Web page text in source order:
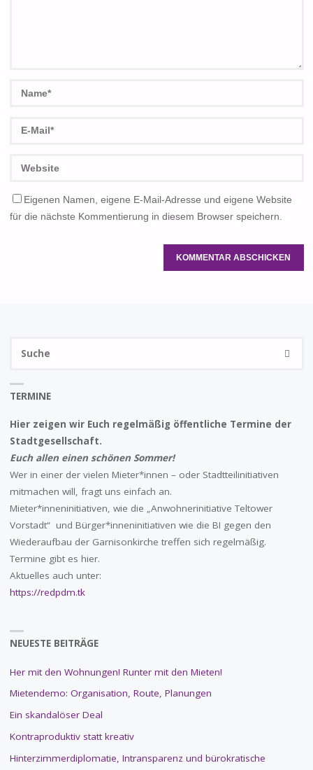
Eigenen Namen, eigene E-Mail-Adresse und eigene Website
für die nächste Kommentierung in diesem Browser speichern.
SUCHE
TERMINE
Hier zeigen wir Euch regelmäßig öffentliche Termine der
Stadtgesellschaft.
Euch allen einen schönen Sommer!
Wer in einer der vielen Mieter*innen – oder Stadtteilinitiativen
mitmachen will, fragt uns einfach an.
Mieter*inneninitiativen, wie die „Anwohnerinitiative Teltower
Vorstadt“ und Bürger*inneninitiativen wie die BI gegen den
Wiederaufbau der Garnisonkirche treffen sich regelmäßig.
Termine gibt es hier.
Aktuelles auch unter:
https://redpdm.tk
NEUESTE BEITRÄGE
Her mit den Wohnungen! Runter mit den Mieten!
Mietendemo: Organisation, Route, Planungen
Ein skandalöser Deal
Kontraproduktiv statt kreativ
Hinterzimmerdiplomatie, Intransparenz und bürokratische